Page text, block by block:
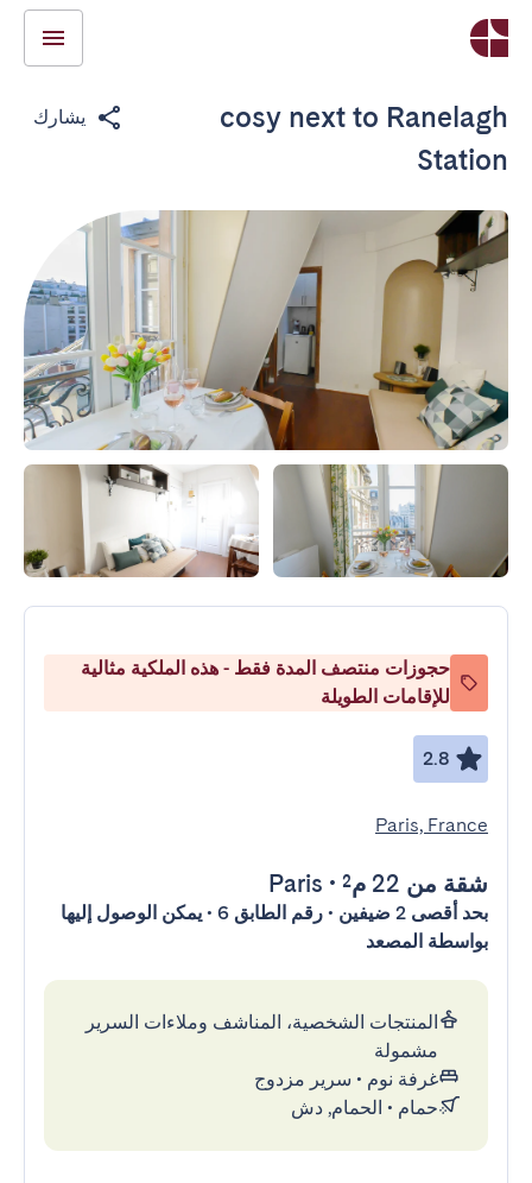
cosy next to Ranelagh
Station
يشارك
حجوزات منتصف المدة فقط - هذه الملكية مثالية
للإقامات الطويلة
2.8
Paris, France
شقة من 22 م² •
Paris
بحد أقصى 2 ضيفين • رقم الطابق 6 • يمكن الوصول إليها
بواسطة المصعد
المنتجات الشخصية، المناشف وملاءات السرير
مشمولة
غرفة نوم • سرير مزدوج
حمام • الحمام, دش